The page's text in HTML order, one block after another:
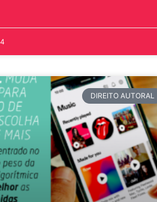
DIREITO AUTORAL